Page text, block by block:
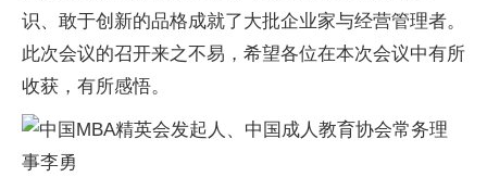
识、敢于创新的品格成就了大批企业家与经营管理者。
此次会议的召开来之不易，希望各位在本次会议中有所
收获，有所感悟。